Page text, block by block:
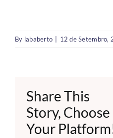
By lababerto | 12 de Setembro,
Share This
Story, Choose
Your